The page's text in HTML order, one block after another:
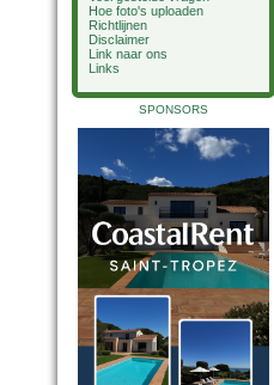
Hoe foto's uploaden
Richtlijnen
Disclaimer
Link naar ons
Links
SPONSORS